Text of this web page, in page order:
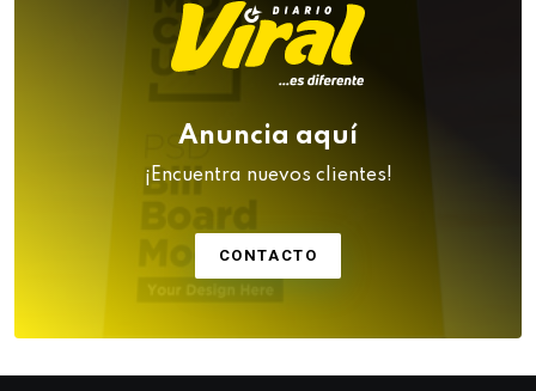
Anuncia aquí
¡Encuentra nuevos clientes!
CONTACTO